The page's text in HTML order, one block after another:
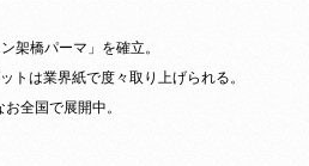
架橋パーマ」を確立。
トは業界紙で度々取り上げられる。
全国で展開中。